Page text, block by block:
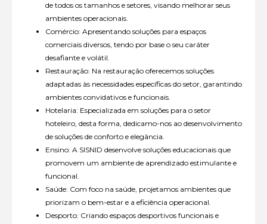
de todos os tamanhos e setores, visando melhorar seus
ambientes operacionais.
Comércio: Apresentando soluções para espaços
comerciais diversos, tendo por base o seu caráter
desafiante e volátil.
Restauração: Na restauração oferecemos soluções
adaptadas às necessidades específicas do setor, garantindo
ambientes convidativos e funcionais.
Hotelaria: Especializada em soluções para o setor
hoteleiro, desta forma, dedicamo-nos ao desenvolvimento
de soluções de conforto e elegância.
Ensino: A SISNID desenvolve soluções educacionais que
promovem um ambiente de aprendizado estimulante e
funcional.
Saúde: Com foco na saúde, projetamos ambientes que
priorizam o bem-estar e a eficiência operacional.
Desporto: Criando espaços desportivos funcionais e